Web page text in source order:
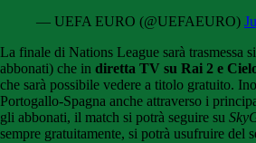
— UEFA EURO (@UEFAEURO)
La finale di Nations League sarà trasmessa
abbonati) che in diretta TV su Rai 2 e
che sarà possibile vedere a titolo gratuito.
Portogallo-Spagna anche attraverso i
gli abbonati, il match si potrà seguire su
sempre gratuitamente, si potrà usufruire del